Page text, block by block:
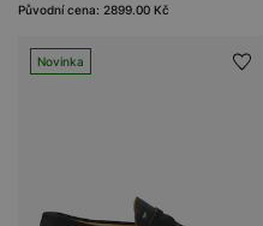
Původní cena: 2899.00 Kč
Novinka